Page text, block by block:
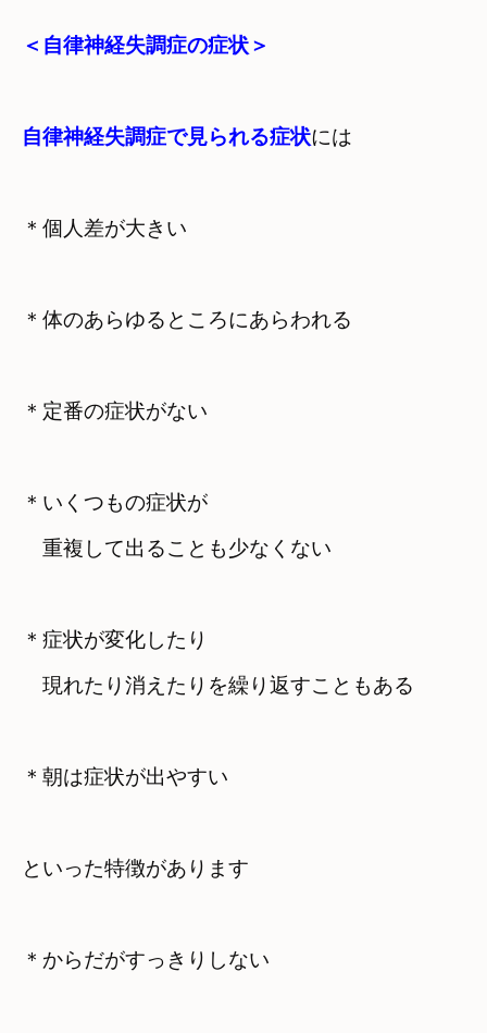
＜自律神経失調症の症状＞
自律神経失調症で見られる症状には
＊個人差が大きい
＊体のあらゆるところにあらわれる
＊定番の症状がない
＊いくつもの症状が
重複して出ることも少なくない
＊症状が変化したり
現れたり消えたりを繰り返すこともある
＊朝は症状が出やすい
といった特徴があります
＊からだがすっきりしない